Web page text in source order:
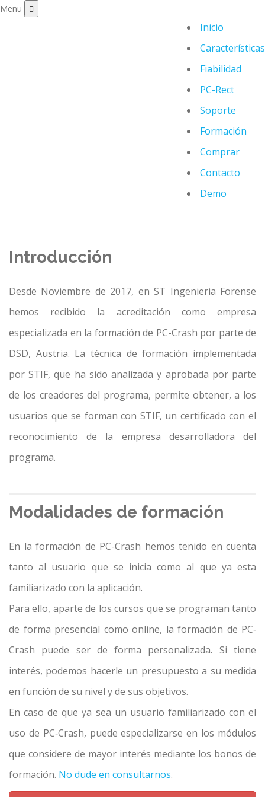
Menu
Inicio
Características
Fiabilidad
PC-Rect
Soporte
Formación
Comprar
Contacto
Demo
Introducción
Desde Noviembre de 2017, en ST Ingenieria Forense
hemos recibido la acreditación como empresa
especializada en la formación de PC-Crash por parte de
DSD, Austria. La técnica de formación implementada
por STIF, que ha sido analizada y aprobada por parte
de los creadores del programa, permite obtener, a los
usuarios que se forman con STIF, un certificado con el
reconocimiento de la empresa desarrolladora del
programa.
Modalidades de formación
En la formación de PC-Crash hemos tenido en cuenta
tanto al usuario que se inicia como al que ya esta
familiarizado con la aplicación.
Para ello, aparte de los cursos que se programan tanto
de forma presencial como online, la formación de PC‐
Crash puede ser de forma personalizada. Si tiene
interés, podemos hacerle un presupuesto a su medida
en función de su nivel y de sus objetivos.
En caso de que ya sea un usuario familiarizado con el
uso de PC‐Crash, puede especializarse en los módulos
que considere de mayor interés mediante los bonos de
formación. No dude en consultarnos.